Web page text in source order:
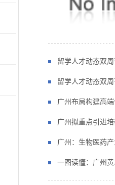
留学人才动态双周
留学人才动态双周
广州布局构建高
广州拟重点引进
广州：生物医药
一图读懂：广州